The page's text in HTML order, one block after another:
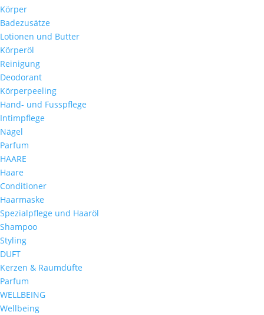
Körper
Badezusätze
Lotionen und Butter
Körperöl
Reinigung
Deodorant
Körperpeeling
Hand- und Fusspflege
Intimpflege
Nägel
Parfum
HAARE
Haare
Conditioner
Haarmaske
Spezialpflege und Haaröl
Shampoo
Styling
DUFT
Kerzen & Raumdüfte
Parfum
WELLBEING
Wellbeing